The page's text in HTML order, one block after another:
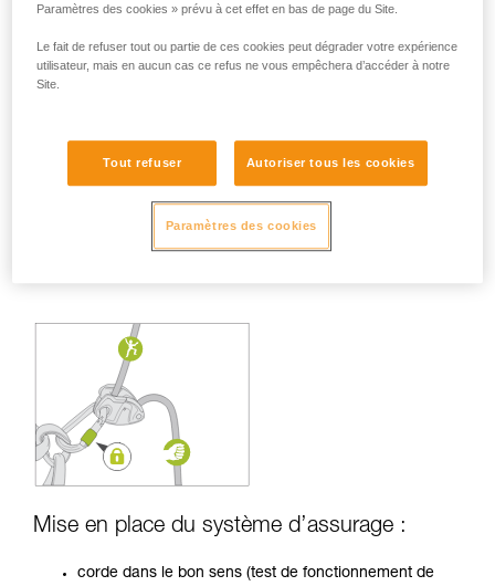
Mise en place du système d’assurage :
corde dans le bon sens (test de fonctionnement de
Paramètres des cookies » prévu à cet effet en bas de page du Site.
Le fait de refuser tout ou partie de ces cookies peut dégrader votre expérience
utilisateur, mais en aucun cas ce refus ne vous empêchera d’accéder à notre
Site.
Tout refuser Autoriser tous les cookies
Paramètres des cookies